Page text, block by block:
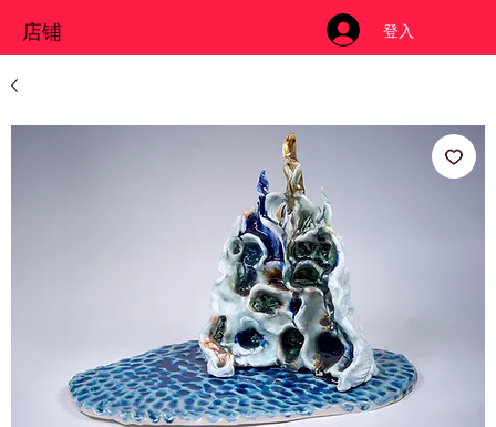
店铺 登入